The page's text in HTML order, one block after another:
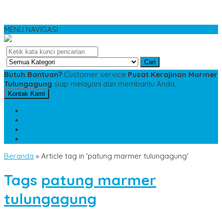
MENU NAVIGASI
Cari
Butuh Bantuan? Customer service Pusat Kerajinan Marmer
Tulungagung siap melayani dan membantu Anda.
Kontak Kami
Beranda » Article tag in 'patung marmer tulungagung'
Tags patung marmer
tulungagung